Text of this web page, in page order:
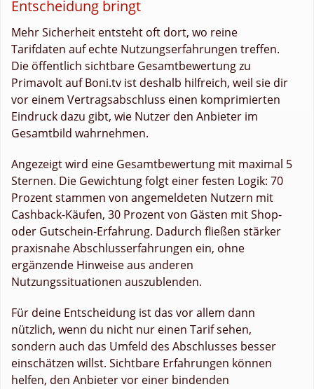
Entscheidung bringt
Mehr Sicherheit entsteht oft dort, wo reine
Tarifdaten auf echte Nutzungserfahrungen treffen.
Die öffentlich sichtbare Gesamtbewertung zu
Primavolt auf Boni.tv ist deshalb hilfreich, weil sie dir
vor einem Vertragsabschluss einen komprimierten
Eindruck dazu gibt, wie Nutzer den Anbieter im
Gesamtbild wahrnehmen.
Angezeigt wird eine Gesamtbewertung mit maximal 5
Sternen. Die Gewichtung folgt einer festen Logik: 70
Prozent stammen von angemeldeten Nutzern mit
Cashback-Käufen, 30 Prozent von Gästen mit Shop-
oder Gutschein-Erfahrung. Dadurch fließen stärker
praxisnahe Abschlusserfahrungen ein, ohne
ergänzende Hinweise aus anderen
Nutzungssituationen auszublenden.
Für deine Entscheidung ist das vor allem dann
nützlich, wenn du nicht nur einen Tarif sehen,
sondern auch das Umfeld des Abschlusses besser
einschätzen willst. Sichtbare Erfahrungen können
helfen, den Anbieter vor einer bindenden